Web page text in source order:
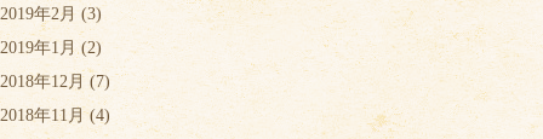
2019年2月 (3)
2019年1月 (2)
2018年12月 (7)
2018年11月(4)